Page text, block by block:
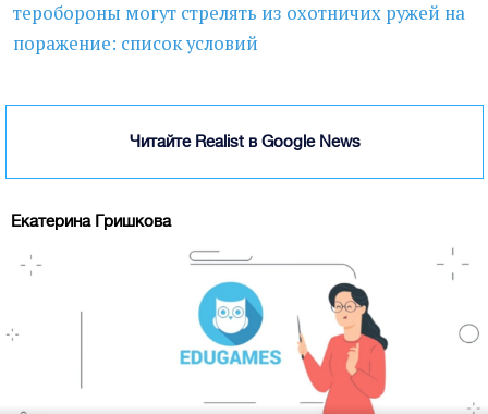
теробороны могут стрелять из охотничих ружей на
поражение: список условий
Читайте Realist в Google News
Екатерина Гришкова